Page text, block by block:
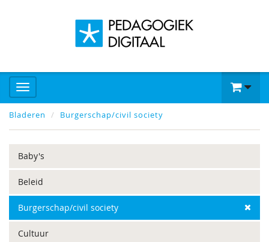
Bladeren Burgerschap/civil society
Baby's
Beleid
Burgerschap/civil society
Cultuur